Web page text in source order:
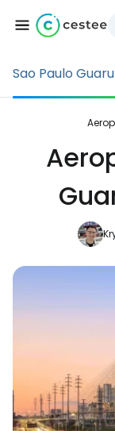
Sao Paulo
...